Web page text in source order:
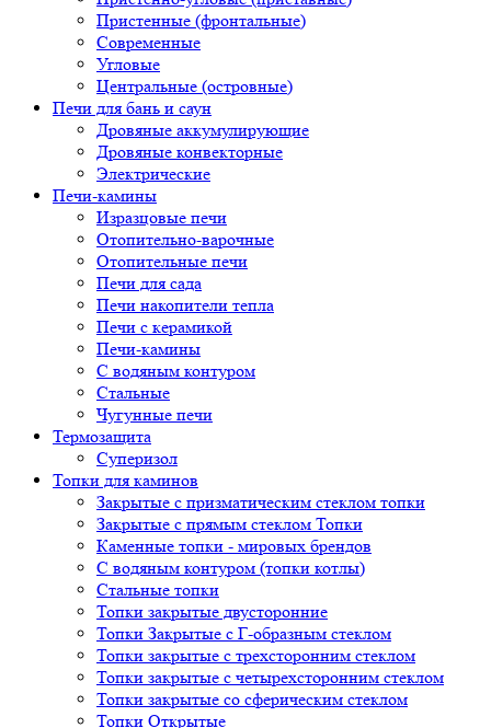
Пристенные (фронтальные)
Современные
Угловые
Центральные (островные)
Печи для бань и саун
Дровяные аккумулирующие
Дровяные конвекторные
Электрические
Печи-камины
Изразцовые печи
Отопительно-варочные
Отопительные печи
Печи для сада
Печи накопители тепла
Печи с керамикой
Печи-камины
С водяным контуром
Стальные
Чугунные печи
Термозащита
Суперизол
Топки для каминов
Закрытые с призматическим стеклом топки
Закрытые с прямым стеклом Топки
Каменные топки - мировых брендов
С водяным контуром (топки котлы)
Стальные топки
Топки закрытые двусторонние
Топки Закрытые с Г-образным стеклом
Топки закрытые с трехсторонним стеклом
Топки закрытые с четырехсторонним стеклом
Топки закрытые со сферическим стеклом
Топки Открытые